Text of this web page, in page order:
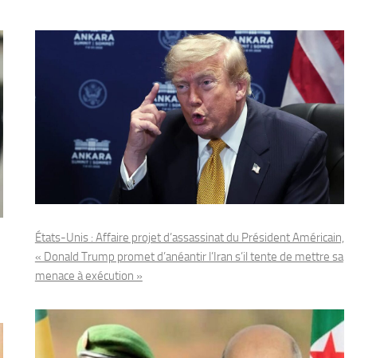
États-Unis : Affaire projet d’assassinat du Président Américain,
« Donald Trump promet d’anéantir l’Iran s’il tente de mettre sa
menace à exécution »